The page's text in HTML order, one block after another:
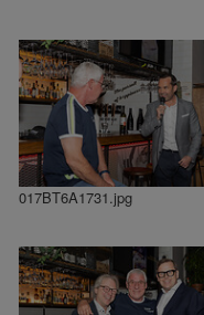
017BT6A1731.jpg